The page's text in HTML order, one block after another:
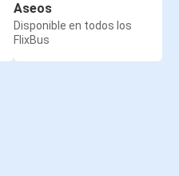
Aseos
Disponible en todos los
FlixBus